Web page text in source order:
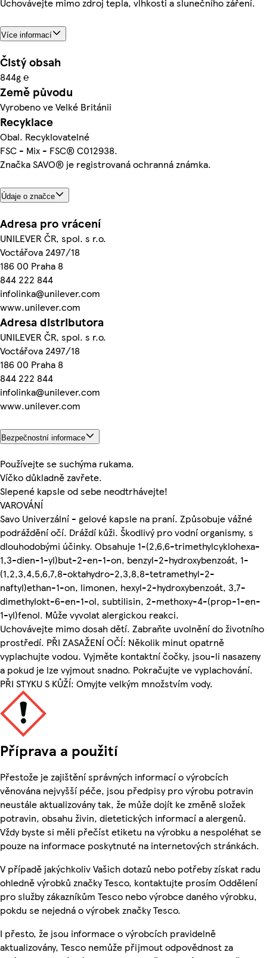
Uchovávejte mimo zdroj tepla, vlhkosti a slunečního záření.
Více informací
Čistý obsah
844g ℮
Země původu
Vyrobeno ve Velké Británii
Recyklace
Obal. Recyklovatelné
FSC - Mix - FSC® C012938.
Značka SAVO® je registrovaná ochranná známka.
Údaje o značce
Adresa pro vrácení
UNILEVER ČR, spol. s r.o.
Voctářova 2497/18
186 00 Praha 8
844 222 844
infolinka@unilever.com
www.unilever.com
Adresa distributora
UNILEVER ČR, spol. s r.o.
Voctářova 2497/18
186 00 Praha 8
844 222 844
infolinka@unilever.com
www.unilever.com
Bezpečnostní informace
Používejte se suchýma rukama.
Víčko důkladně zavřete.
Slepené kapsle od sebe neodtrhávejte!
VAROVÁNÍ
Savo Univerzální - gelové kapsle na praní. Způsobuje vážné
podráždění očí. Dráždí kůži. Škodlivý pro vodní organismy, s
dlouhodobými účinky. Obsahuje 1-(2,6,6-trimethylcyklohexa-
1,3-dien-1-yl)but-2-en-1-on, benzyl-2-hydroxybenzoát, 1-
(1,2,3,4,5,6,7,8-oktahydro-2,3,8,8-tetramethyl-2-
naftyl)ethan-1-on, limonen, hexyl-2-hydroxybenzoát, 3,7-
dimethylokt-6-en-1-ol, subtilisin, 2-methoxy-4-(prop-1-en-
1-yl)fenol. Může vyvolat alergickou reakci.
Uchovávejte mimo dosah dětí. Zabraňte uvolnění do životního
prostředí. PŘI ZASAŽENÍ OČÍ: Několik minut opatrně
vyplachujte vodou. Vyjměte kontaktní čočky, jsou-li nasazeny
a pokud je lze vyjmout snadno. Pokračujte ve vyplachování.
PŘI STYKU S KŮŽÍ: Omyjte velkým množstvím vody.
Příprava a použití
Přestože je zajištění správných informací o výrobcích
věnována nejvyšší péče, jsou předpisy pro výrobu potravin
neustále aktualizovány tak, že může dojít ke změně složek
potravin, obsahu živin, dietetických informací a alergenů.
Vždy byste si měli přečíst etiketu na výrobku a nespoléhat se
pouze na informace poskytnuté na internetových stránkách.
V případě jakýchkoliv Vašich dotazů nebo potřeby získat radu
ohledně výrobků značky Tesco, kontaktujte prosím Oddělení
pro služby zákazníkům Tesco nebo výrobce daného výrobku,
pokdu se nejedná o výrobek značky Tesco.
I přesto, že jsou informace o výrobcích pravidelně
aktualizovány, Tesco nemůže přijmout odpovědnost za